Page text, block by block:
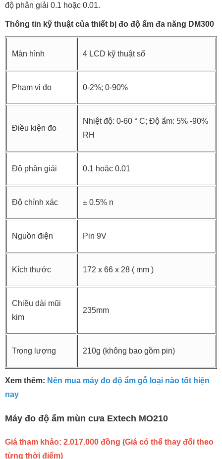
độ phân giải 0.1 hoặc 0.01.
Thông tin kỹ thuật của thiết bị đo độ ẩm đa năng DM300
Màn hình 4 LCD kỹ thuật số
Phạm vi đo 0-2%; 0-90%
Điều kiện đo
Nhiệt độ: 0-60 ° C; Độ ẩm: 5% -90%
RH
Độ phân giải 0.1 hoặc 0.01
Độ chính xác ± 0.5% n
Nguồn điện Pin 9V
Kích thước 172 x 66 x 28 ( mm )
Chiều dài mũi
kim
235mm
Trọng lượng 210g (không bao gồm pin)
Xem thêm: Nên mua máy đo độ ẩm gỗ loại nào tốt hiện
nay
Máy đo độ ẩm mùn cưa Extech MO210
Giá tham khảo: 2.017.000 đồng (Giá có thể thay đổi theo
từng thời điểm)